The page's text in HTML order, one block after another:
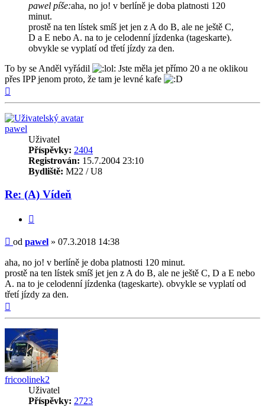
pawel píše:aha, no jo! v berlíně je doba platnosti 120
minut.
prostě na ten lístek smíš jet jen z A do B, ale ne ještě C,
D a E nebo A. na to je celodenní jízdenka (tageskarte).
obvykle se vyplatí od třetí jízdy za den.
To by se Anděl vyřádil
Jste měla jet přímo 20 a ne oklikou
přes IPP jenom proto, že tam je levné kafe
pawel
Uživatel
Příspěvky: 2404
Registrován: 15.7.2004 23:10
Bydliště: M22 / U8
Re: (A) Vídeň
Příspěvek
od pawel » 07.3.2018 14:38
aha, no jo! v berlíně je doba platnosti 120 minut.
prostě na ten lístek smíš jet jen z A do B, ale ne ještě C, D a E nebo
A. na to je celodenní jízdenka (tageskarte). obvykle se vyplatí od
třetí jízdy za den.
fricoolinek2
Uživatel
Příspěvky: 2723